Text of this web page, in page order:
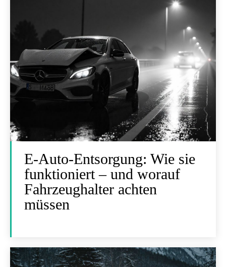
E-Auto-Entsorgung: Wie sie
funktioniert – und worauf
Fahrzeughalter achten
müssen